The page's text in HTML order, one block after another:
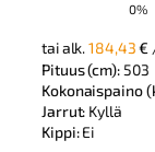
0%
tai alk.184,43€
Pituus (cm): 503
Kokonaispaino
Jarrut: Kyllä
Kippi:Ei